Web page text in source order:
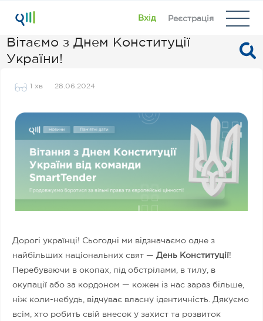
Вхід Реєстрація
Вітаємо з Днем Конституції
України!
1 хв 28.06.2024
Дорогі українці! Сьогодні ми відзначаємо одне з
найбільших національних свят — День Конституції!
Перебуваючи в окопах, під обстрілами, в тилу, в
окупації або за кордоном — кожен із нас зараз більше,
ніж коли-небудь, відчуває власну ідентичність. Дякуємо
всім, хто робить свій внесок у захист та розвиток